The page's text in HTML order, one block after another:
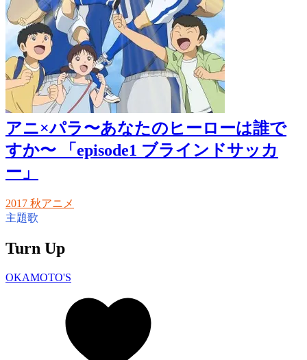
アニ×パラ〜あなたのヒーローは誰で
すか〜 「episode1 ブラインドサッカ
ー」
2017 秋アニメ
主題歌
Turn Up
OKAMOTO'S